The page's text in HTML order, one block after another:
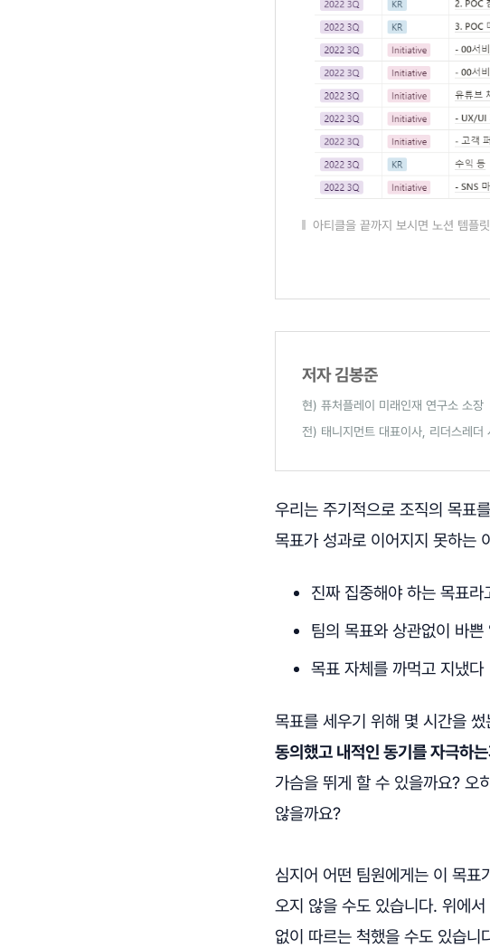
아티클을 끝까지 보시면 노션 템플
저자 김봉준
현) 퓨처플레이 미래인재 연구소 소장
전) 태니지먼트 대표이사, 리더스레더
우리는 주기적으로 조직의 목표
목표가 성과로 이어지지 못하는
진짜 집중해야 하는 목표
팀의 목표와 상관없이 바
목표 자체를 까먹고 지냈다
목표를 세우기 위해 몇 시간을
동의했고 내적인 동기를 자극하
가슴을 뛰게 할 수 있을까요? 오
않을까요?
심지어 어떤 팀원에게는 이 목표
오지 않을 수도 있습니다. 위에
없이 따르는 척했을 수도 있습